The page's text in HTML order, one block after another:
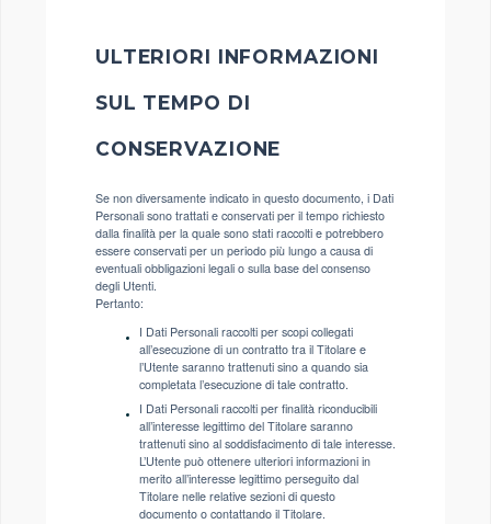
ULTERIORI INFORMAZIONI
SUL TEMPO DI
CONSERVAZIONE
Se non diversamente indicato in questo documento, i Dati
Personali sono trattati e conservati per il tempo richiesto
dalla finalità per la quale sono stati raccolti e potrebbero
essere conservati per un periodo più lungo a causa di
eventuali obbligazioni legali o sulla base del consenso
degli Utenti.
Pertanto:
I Dati Personali raccolti per scopi collegati
all’esecuzione di un contratto tra il Titolare e
l’Utente saranno trattenuti sino a quando sia
completata l’esecuzione di tale contratto.
I Dati Personali raccolti per finalità riconducibili
all’interesse legittimo del Titolare saranno
trattenuti sino al soddisfacimento di tale interesse.
L’Utente può ottenere ulteriori informazioni in
merito all’interesse legittimo perseguito dal
Titolare nelle relative sezioni di questo
documento o contattando il Titolare.